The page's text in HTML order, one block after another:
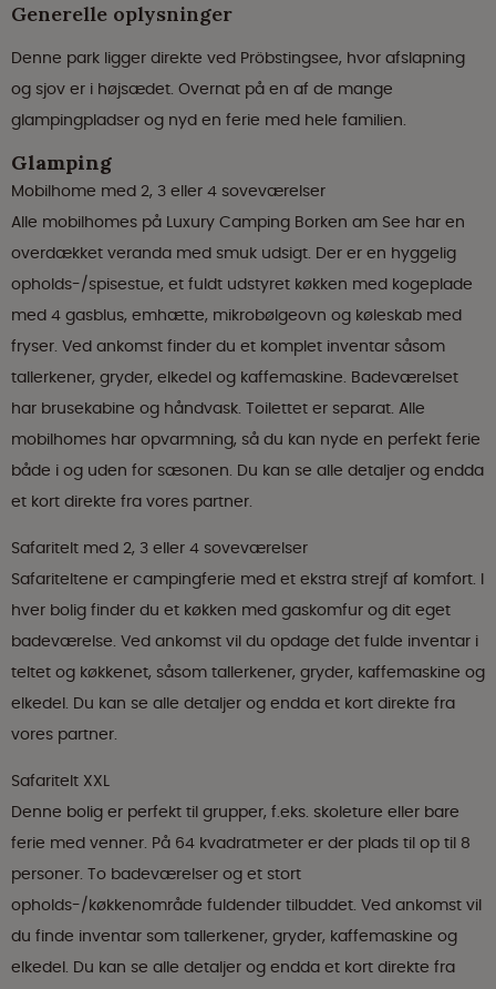
Generelle oplysninger
Denne park ligger direkte ved Pröbstingsee, hvor afslapning
og sjov er i højsædet. Overnat på en af de mange
glampingpladser og nyd en ferie med hele familien.
Glamping
Mobilhome med 2, 3 eller 4 soveværelser
Alle mobilhomes på Luxury Camping Borken am See har en
overdækket veranda med smuk udsigt. Der er en hyggelig
opholds-/spisestue, et fuldt udstyret køkken med kogeplade
med 4 gasblus, emhætte, mikrobølgeovn og køleskab med
fryser. Ved ankomst finder du et komplet inventar såsom
tallerkener, gryder, elkedel og kaffemaskine. Badeværelset
har brusekabine og håndvask. Toilettet er separat. Alle
mobilhomes har opvarmning, så du kan nyde en perfekt ferie
både i og uden for sæsonen. Du kan se alle detaljer og endda
et kort direkte fra vores partner.
Safaritelt med 2, 3 eller 4 soveværelser
Safariteltene er campingferie med et ekstra strejf af komfort. I
hver bolig finder du et køkken med gaskomfur og dit eget
badeværelse. Ved ankomst vil du opdage det fulde inventar i
teltet og køkkenet, såsom tallerkener, gryder, kaffemaskine og
elkedel. Du kan se alle detaljer og endda et kort direkte fra
vores partner.
Safaritelt XXL
Denne bolig er perfekt til grupper, f.eks. skoleture eller bare
ferie med venner. På 64 kvadratmeter er der plads til op til 8
personer. To badeværelser og et stort
opholds-/køkkenområde fuldender tilbuddet. Ved ankomst vil
du finde inventar som tallerkener, gryder, kaffemaskine og
elkedel. Du kan se alle detaljer og endda et kort direkte fra